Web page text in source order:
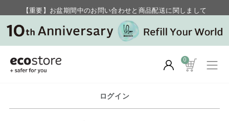
【重要】お盆期間中のお問い合わせと商品配送に関しまして
毎月お得にポイントが貯まる！ “月のポイントアップデー”
0
ログイン